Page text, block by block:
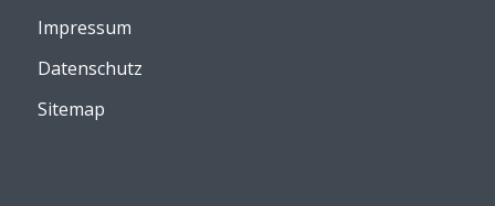
Impressum
Datenschutz
Sitemap